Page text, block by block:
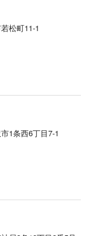
松町11-1
1条西6丁目7-1